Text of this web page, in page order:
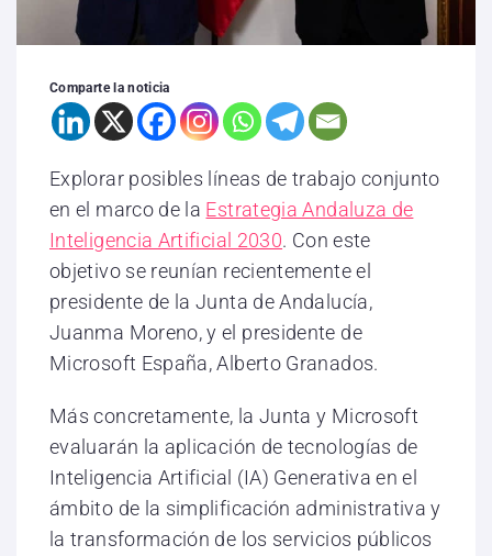
Comparte la noticia
Explorar posibles líneas de trabajo conjunto
en el marco de la Estrategia Andaluza de
Inteligencia Artificial 2030. Con este
objetivo se reunían recientemente el
presidente de la Junta de Andalucía,
Juanma Moreno, y el presidente de
Microsoft España, Alberto Granados.
Más concretamente, la Junta y Microsoft
evaluarán la aplicación de tecnologías de
Inteligencia Artificial (IA) Generativa en el
ámbito de la simplificación administrativa y
la transformación de los servicios públicos